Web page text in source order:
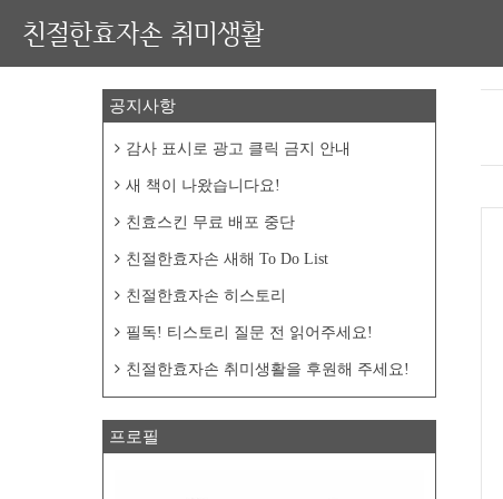
친절한효자손 취미생활
공지사항
감사 표시로 광고 클릭 금지 안내
새 책이 나왔습니다요!
친효스킨 무료 배포 중단
친절한효자손 새해 To Do List
친절한효자손 히스토리
필독! 티스토리 질문 전 읽어주세요!
친절한효자손 취미생활을 후원해 주세요!
프로필